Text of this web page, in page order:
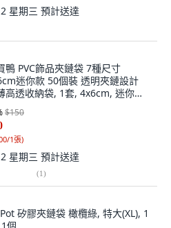
星期三 預計送達
鴨 PVC飾品夾鏈袋 7種尺寸
迷你款 50個裝 透明夾鏈設計
高透收納袋, 1套, 4x6cm, 迷你
$150
1張)
星期三 預計送達
(1)
矽膠夾鏈袋 橄欖綠, 特大(XL), 1